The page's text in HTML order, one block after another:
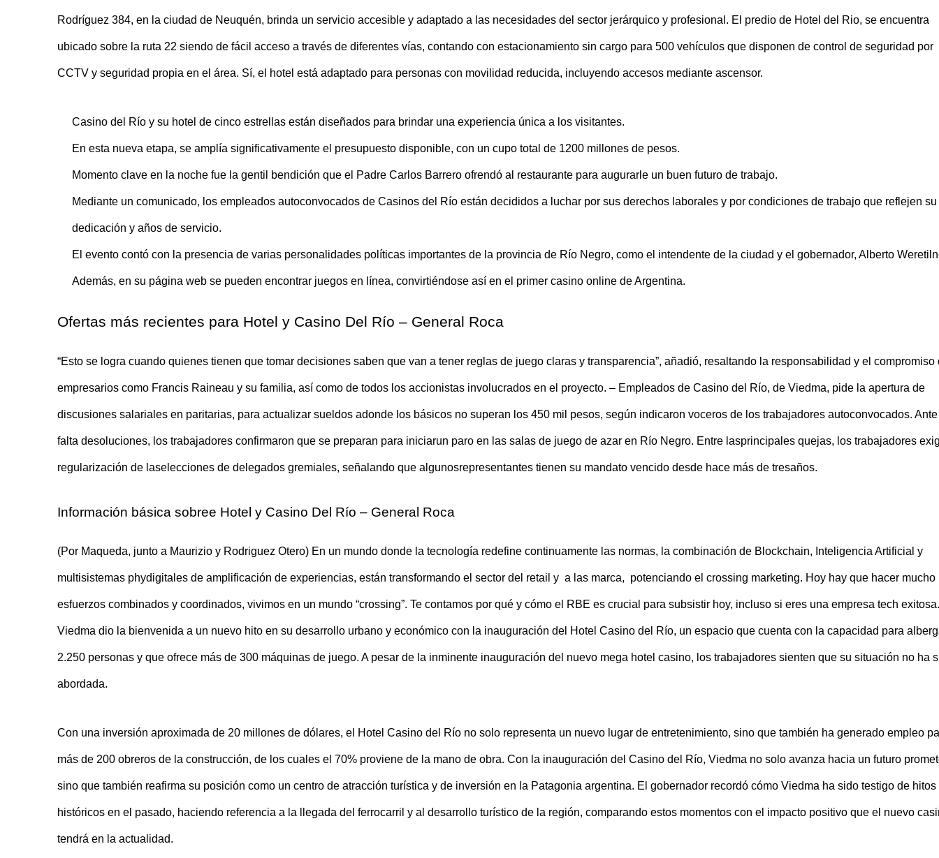
Rodríguez 384, en la ciudad de Neuquén, brinda un servicio accesible y adaptado a las necesidades del sector jerárquico y profesional. El predio de Hotel del Rio, se encuentra
ubicado sobre la ruta 22 siendo de fácil acceso a través de diferentes vías, contando con estacionamiento sin cargo para 500 vehículos que disponen de control de seguridad por
CCTV y seguridad propia en el área. Sí, el hotel está adaptado para personas con movilidad reducida, incluyendo accesos mediante ascensor.
Casino del Río y su hotel de cinco estrellas están diseñados para brindar una experiencia única a los visitantes.
En esta nueva etapa, se amplía significativamente el presupuesto disponible, con un cupo total de 1200 millones de pesos.
Momento clave en la noche fue la gentil bendición que el Padre Carlos Barrero ofrendó al restaurante para augurarle un buen futuro de trabajo.
Mediante un comunicado, los empleados autoconvocados de Casinos del Río están decididos a luchar por sus derechos laborales y por condiciones de trabajo que reflejen su
dedicación y años de servicio.
El evento contó con la presencia de varias personalidades políticas importantes de la provincia de Río Negro, como el intendente de la ciudad y el gobernador, Alberto
Además, en su página web se pueden encontrar juegos en línea, convirtiéndose así en el primer casino online de Argentina.
Ofertas más recientes para Hotel y Casino Del Río – General Roca
“Esto se logra cuando quienes tienen que tomar decisiones saben que van a tener reglas de juego claras y transparencia”, añadió, resaltando la responsabilidad y el compromiso
empresarios como Francis Raineau y su familia, así como de todos los accionistas involucrados en el proyecto. – Empleados de Casino del Río, de Viedma, pide la apertura de
discusiones salariales en paritarias, para actualizar sueldos adonde los básicos no superan los 450 mil pesos, según indicaron voceros de los trabajadores autoconvocados.
falta desoluciones, los trabajadores confirmaron que se preparan para iniciarun paro en las salas de juego de azar en Río Negro. Entre lasprincipales quejas, los trabajadores
regularización de laselecciones de delegados gremiales, señalando que algunosrepresentantes tienen su mandato vencido desde hace más de tresaños.
Información básica sobree Hotel y Casino Del Río – General Roca
(Por Maqueda, junto a Maurizio y Rodriguez Otero) En un mundo donde la tecnología redefine continuamente las normas, la combinación de Blockchain, Inteligencia Artificial y
multisistemas phydigitales de amplificación de experiencias, están transformando el sector del retail y a las marca, potenciando el crossing marketing. Hoy hay que hacer mucho
esfuerzos combinados y coordinados, vivimos en un mundo “crossing”. Te contamos por qué y cómo el RBE es crucial para subsistir hoy, incluso si eres una empresa tech exitosa.
Viedma dio la bienvenida a un nuevo hito en su desarrollo urbano y económico con la inauguración del Hotel Casino del Río, un espacio que cuenta con la capacidad para
2.250 personas y que ofrece más de 300 máquinas de juego. A pesar de la inminente inauguración del nuevo mega hotel casino, los trabajadores sienten que su situación no ha
abordada.
Con una inversión aproximada de 20 millones de dólares, el Hotel Casino del Río no solo representa un nuevo lugar de entretenimiento, sino que también ha generado empleo
más de 200 obreros de la construcción, de los cuales el 70% proviene de la mano de obra. Con la inauguración del Casino del Río, Viedma no solo avanza hacia un futuro
sino que también reafirma su posición como un centro de atracción turística y de inversión en la Patagonia argentina. El gobernador recordó cómo Viedma ha sido testigo de hitos
históricos en el pasado, haciendo referencia a la llegada del ferrocarril y al desarrollo turístico de la región, comparando estos momentos con el impacto positivo que el nuevo
tendrá en la actualidad.